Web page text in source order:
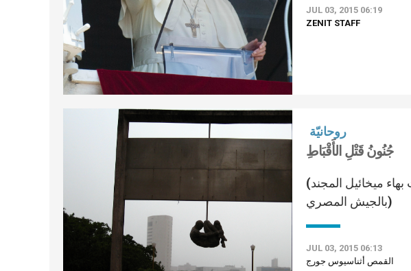
JUL 03, 2015 06:19
ZENIT STAFF
روحانيّة
جُنُونُ قَتْلِ الأَقْبَاطِ
(نطالب بتحقيقات عادلة وشفافة في موت بهاء ميخائيل المجند
بالجيش المصري)
JUL 03, 2015 06:13
القمص أثناسيوس جورج